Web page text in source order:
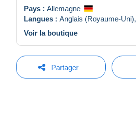
Pays : Allemagne
Langues : Anglais (Royaume-Uni),
Voir la boutique
Partager